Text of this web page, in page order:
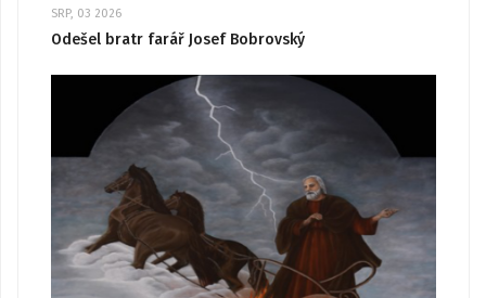
SRP, 03 2026
Odešel bratr farář Josef Bobrovský